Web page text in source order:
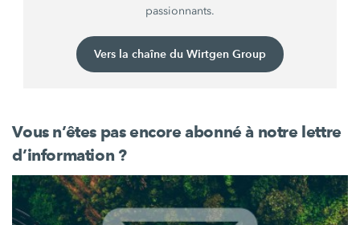
passionnants.
Vers la chaîne du Wirtgen Group
Vous n’êtes pas encore abonné à notre lettre
d’information ?